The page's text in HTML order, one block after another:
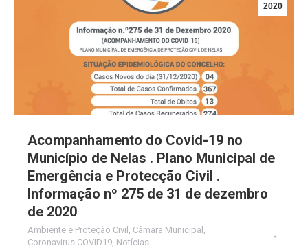
2020
Acompanhamento do Covid-19 no
Município de Nelas . Plano Municipal de
Emergência e Protecção Civil .
Informação nº 275 de 31 de dezembro
de 2020
Ambiente e Proteção Civil Câmara Municipal
Coronavirus COVID19 Notícias